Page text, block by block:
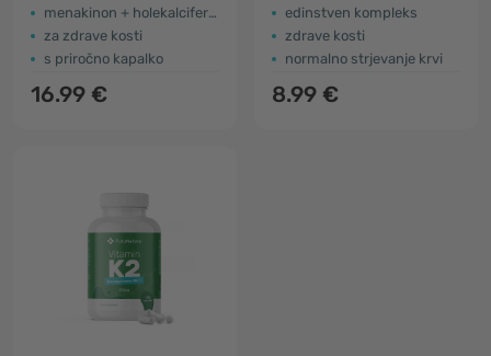
menakinon + holekalciferol
za zdrave kosti
s priročno kapalko
16.99 €
edinstven kompleks
zdrave kosti
normalno strjevanje krvi
8.99 €